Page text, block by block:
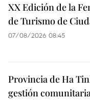
XX Edición de la
de Turismo de
07/08/2026 08:45
Provincia de Ha
gestión